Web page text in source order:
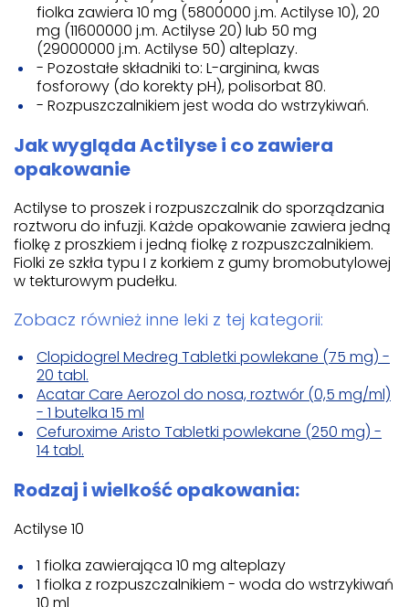
fiolka zawiera 10 mg (5800000 j.m. Actilyse 10), 20
mg (11600000 j.m. Actilyse 20) lub 50 mg
(29000000 j.m. Actilyse 50) alteplazy.
- Pozostałe składniki to: L-arginina, kwas
fosforowy (do korekty pH), polisorbat 80.
- Rozpuszczalnikiem jest woda do wstrzykiwań.
Jak wygląda Actilyse i co zawiera
opakowanie
Actilyse to proszek i rozpuszczalnik do sporządzania
roztworu do infuzji. Każde opakowanie zawiera jedną
fiolkę z proszkiem i jedną fiolkę z rozpuszczalnikiem.
Fiolki ze szkła typu I z korkiem z gumy bromobutylowej
w tekturowym pudełku.
Zobacz również inne leki z tej kategorii:
Clopidogrel Medreg Tabletki powlekane (75 mg) -
20 tabl.
Acatar Care Aerozol do nosa, roztwór (0,5 mg/ml)
- 1 butelka 15 ml
Cefuroxime Aristo Tabletki powlekane (250 mg) -
14 tabl.
Rodzaj i wielkość opakowania:
Actilyse 10
1 fiolka zawierająca 10 mg alteplazy
1 fiolka z rozpuszczalnikiem - woda do wstrzykiwań